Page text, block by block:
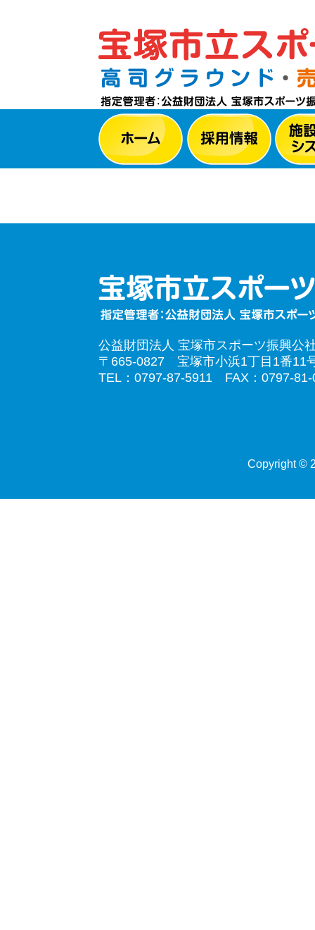
公益財団法人 宝塚市スポーツ振興公
〒665-0827 宝塚市小浜1丁目1番11
TEL：0797-87-5911 FAX：0797-81-
Copyright ©